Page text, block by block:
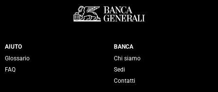
Servizi Banca Generali
AIUTO
Glossario
FAQ
BANCA
Chi siamo
Sedi
Contatti